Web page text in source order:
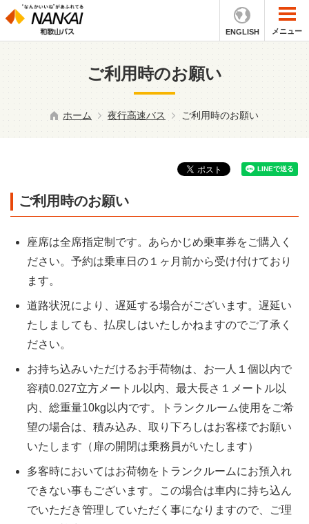
ENGLISH メニュー
ご利用時のお願い
ホーム 夜行高速バス ご利用時のお願い
ご利用時のお願い
座席は全席指定制です。あらかじめ乗車券をご購入く
ださい。予約は乗車日の１ヶ月前から受け付けており
ます。
道路状況により、遅延する場合がございます。遅延い
たしましても、払戻しはいたしかねますのでご了承く
ださい。
お持ち込みいただけるお手荷物は、お一人１個以内で
容積0.027立方メートル以内、最大長さ１メートル以
内、総重量10kg以内です。トランクルーム使用をご希
望の場合は、積み込み、取り下ろしはお客様でお願い
いたします（扉の開閉は乗務員がいたします）
多客時においてはお荷物をトランクルームにお預入れ
できない事もございます。この場合は車内に持ち込ん
でいただき管理していただく事になりますので、ご理